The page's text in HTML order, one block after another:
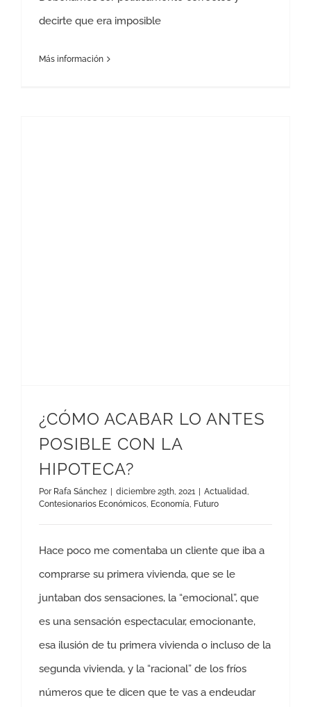
decirte que era imposible
Más información
¿CÓMO ACABAR LO ANTES
POSIBLE CON LA
HIPOTECA?
Por Rafa Sánchez diciembre 29th, 2021 Actualidad,
Contesionarios Económicos, Economía, Futuro
Hace poco me comentaba un cliente que iba a
comprarse su primera vivienda, que se le
juntaban dos sensaciones, la “emocional”, que
es una sensación espectacular, emocionante,
esa ilusión de tu primera vivienda o incluso de la
segunda vivienda, y la “racional” de los fríos
números que te dicen que te vas a endeudar